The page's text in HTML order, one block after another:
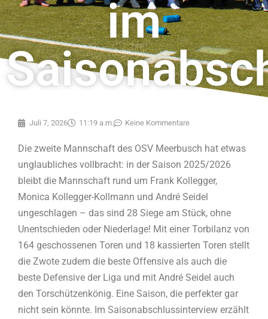
im
Juli 7, 2026 11:19 a.m. Keine Kommentare
Die zweite Mannschaft des OSV Meerbusch hat etwas
unglaubliches vollbracht: in der Saison 2025/2026
bleibt die Mannschaft rund um Frank Kollegger,
Monica Kollegger-Kollmann und André Seidel
ungeschlagen – das sind 28 Siege am Stück, ohne
Unentschieden oder Niederlage! Mit einer Torbilanz von
164 geschossenen Toren und 18 kassierten Toren stellt
die Zwote zudem die beste Offensive als auch die
beste Defensive der Liga und mit André Seidel auch
den Torschützenkönig. Eine Saison, die perfekter gar
nicht sein könnte. Im Saisonabschlussinterview erzählt